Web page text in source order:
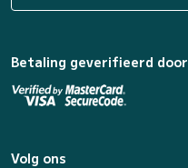
Betaling geverifieerd door
Volg ons